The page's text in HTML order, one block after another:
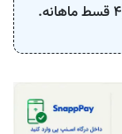
تومان (4 قسط ماهانه.